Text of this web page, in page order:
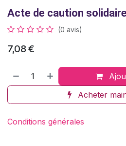
Acte de caution solidaire
(0 avis)
7,08€
Acheter
Conditions générales